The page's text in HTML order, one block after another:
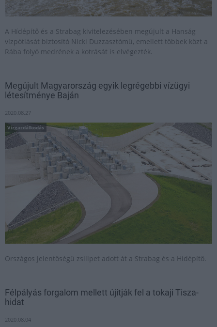
A Hídépítő és a Strabag kivitelezésében megújult a Hanság
vízpótlását biztosító Nicki Duzzasztómű, emellett többek közt a
Rába folyó medrének a kotrását is elvégezték.
Megújult Magyarország egyik legrégebbi vízügyi
létesítménye Baján
2020.08.27
Vízgazdálkodás
Országos jelentőségű zsilipet adott át a Strabag és a Hídépítő.
Félpályás forgalom mellett újítják fel a tokaji Tisza-
hidat
2020.08.04